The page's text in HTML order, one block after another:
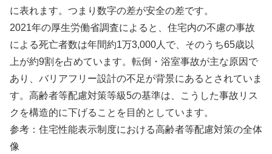
に表れます。つまり数字の差が安全の差です。
2021年の厚生労働省調査によると、住宅内の不慮の事故
による死亡者数は年間約1万3,000人で、そのうち65歳以
上が約9割を占めています。転倒・浴室事故が主な原因で
あり、バリアフリー設計の不足が背景にあるとされていま
す。高齢者等配慮対策等級5の基準は、こうした事故リス
クを構造的に下げることを目的としています。
参考：住宅性能表示制度における高齢者等配慮対策の全体
像